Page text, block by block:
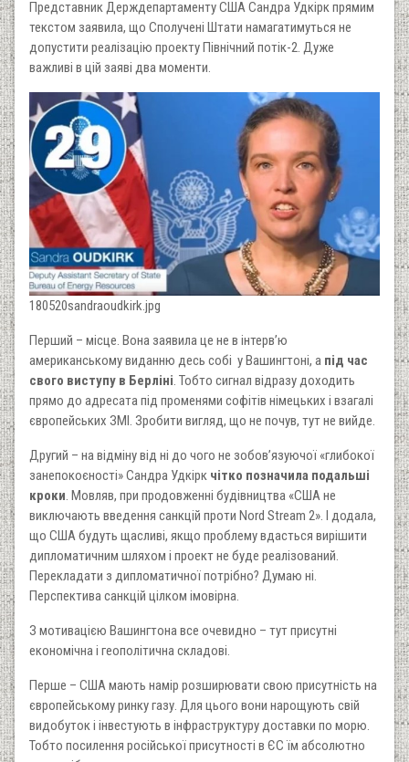
Представник Держдепартаменту США Сандра Удкірк прямим
текстом заявила, що Сполучені Штати намагатимуться не
допустити реалізацію проекту Північний потік-2. Дуже
важливі в цій заяві два моменти.
180520sandraoudkirk.jpg
Перший – місце. Вона заявила це не в інтерв’ю
американському виданню десь собі у Вашингтоні, а під час
свого виступу в Берліні. Тобто сигнал відразу доходить
прямо до адресата під променями софітів німецьких і взагалі
європейських ЗМІ. Зробити вигляд, що не почув, тут не вийде.
Другий – на відміну від ні до чого не зобов’язуючої «глибокої
занепокоєності» Сандра Удкірк чітко позначила подальші
кроки. Мовляв, при продовженні будівництва «США не
виключають введення санкцій проти Nord Stream 2». І додала,
що США будуть щасливі, якщо проблему вдасться вирішити
дипломатичним шляхом і проект не буде реалізований.
Перекладати з дипломатичної потрібно? Думаю ні.
Перспектива санкцій цілком імовірна.
З мотивацією Вашингтона все очевидно – тут присутні
економічна і геополітична складові.
Перше – США мають намір розширювати свою присутність на
європейському ринку газу. Для цього вони нарощують свій
видобуток і інвестують в інфраструктуру доставки по морю.
Тобто посилення російської присутності в ЄС їм абсолютно